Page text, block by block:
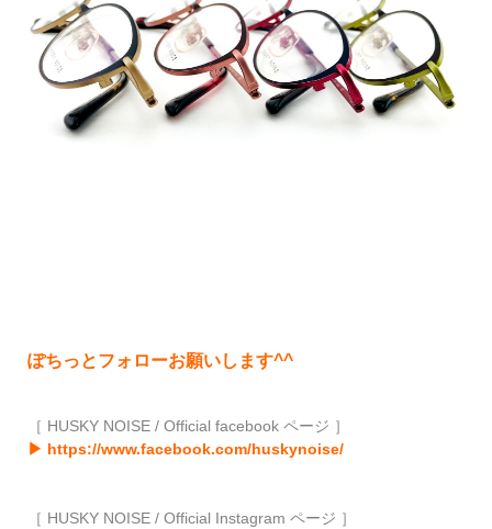
ぽちっとフォローお願いします^^
［ HUSKY NOISE / Official facebook ページ ］
▶ https://www.facebook.com/huskynoise/
［ HUSKY NOISE / Official Instagram ページ ］